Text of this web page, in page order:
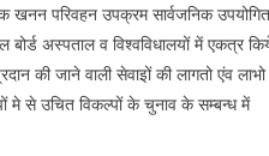
खनन परिवहन उपक्रम सार्वजनिक
बोर्ड अस्पताल व विश्वविधालयों में एकत्र
की जाने वाली सेवाइों की लागतो एंव लाभो
मे से उचित विकल्पों के चुनाव के सम्बन्ध में